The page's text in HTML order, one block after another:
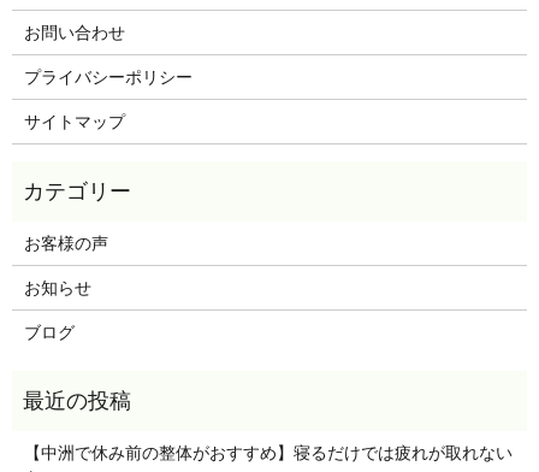
お問い合わせ
プライバシーポリシー
サイトマップ
お客様の声
お知らせ
ブログ
【中洲で休み前の整体がおすすめ】寝るだけでは疲れが取れない